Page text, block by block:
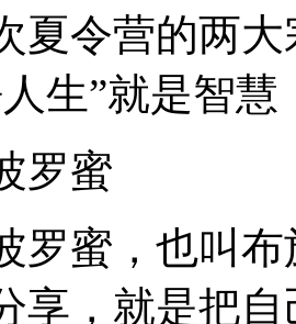
夏令营的两
生”就是智
蜜
蜜，也叫布
享，就是把